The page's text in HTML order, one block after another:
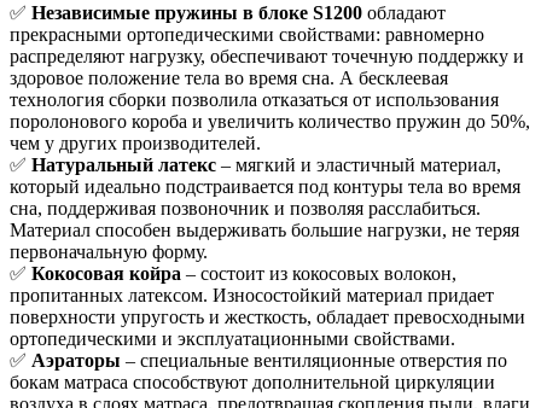
✅ Независимые пружины в блоке S1200 обладают
прекрасными ортопедическими свойствами: равномерно
распределяют нагрузку, обеспечивают точечную поддержку и
здоровое положение тела во время сна. А бесклеевая
технология сборки позволила отказаться от использования
поролонового короба и увеличить количество пружин до 50%,
чем у других производителей.
✅ Натуральный латекс – мягкий и эластичный материал,
который идеально подстраивается под контуры тела во время
сна, поддерживая позвоночник и позволяя расслабиться.
Материал способен выдерживать большие нагрузки, не теряя
первоначальную форму.
✅ Кокосовая койра – состоит из кокосовых волокон,
пропитанных латексом. Износостойкий материал придает
поверхности упругость и жесткость, обладает превосходными
ортопедическими и эксплуатационными свойствами.
✅ Аэраторы – специальные вентиляционные отверстия по
бокам матраса способствуют дополнительной циркуляции
воздуха в слоях матраса, предотвращая скопления пыли, влаги